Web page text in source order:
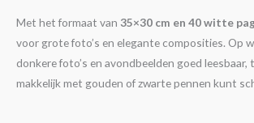
Met het formaat van 35×30 cm en 40 witte
voor grote foto’s en elegante composities. Op
donkere foto’s en avondbeelden goed leesbaar,
makkelijk met gouden of zwarte pennen kunt